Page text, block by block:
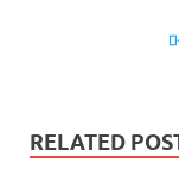
사
RELATED